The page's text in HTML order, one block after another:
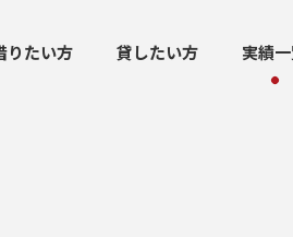
りたい方 貸したい方 実績